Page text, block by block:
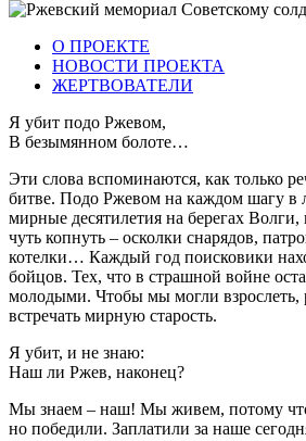
О ПРОЕКТЕ
НОВОСТИ ПРОЕКТА
ЖЕРТВОВАТЕЛИ
Я убит подо Ржевом,
В безымянном болоте…
Эти слова вспоминаются, как только
битве. Подо Ржевом на каждом шагу в
мирные десятилетия на берегах Волги,
чуть копнуть – осколки снарядов,
котелки… Каждый год поисковики
бойцов. Тех, что в страшной войне
молодыми. Чтобы мы могли взрослеть,
встречать мирную старость.
Я убит, и не знаю:
Наш ли Ржев, наконец?
Мы знаем – наш! Мы живем, потому
но победили. Заплатили за наше